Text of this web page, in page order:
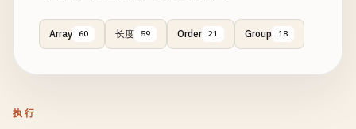
Array 60 长度 59 Order 21 Group 18
执行